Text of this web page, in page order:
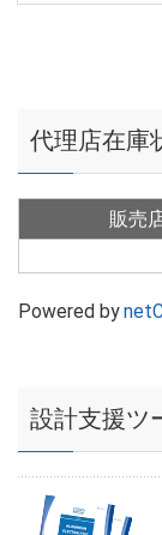
代理店在庫
販売
Powered by
設計支援ツ